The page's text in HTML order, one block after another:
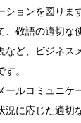
ョンを図ります
、敬語の適切な
など、ビジネス
。
ールコミュニケ
況に応じた適切